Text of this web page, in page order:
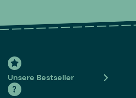
Unsere Bestseller